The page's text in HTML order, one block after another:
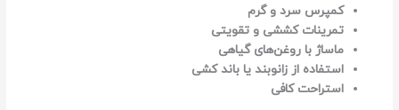
کمپرس سرد و گرم
تمرینات کششی و تقویتی
ماساژ با روغن‌های گیاهی
استفاده از زانوبند یا باند کشی
استراحت کافی